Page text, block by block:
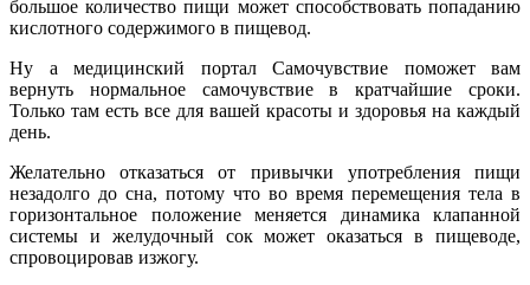
большое количество пищи может способствовать попаданию
кислотного содержимого в пищевод.
Ну а медицинский портал Самочувствие поможет вам
вернуть нормальное самочувствие в кратчайшие сроки.
Только там есть все для вашей красоты и здоровья на каждый
день.
Желательно отказаться от привычки употребления пищи
незадолго до сна, потому что во время перемещения тела в
горизонтальное положение меняется динамика клапанной
системы и желудочный сок может оказаться в пищеводе,
спровоцировав изжогу.